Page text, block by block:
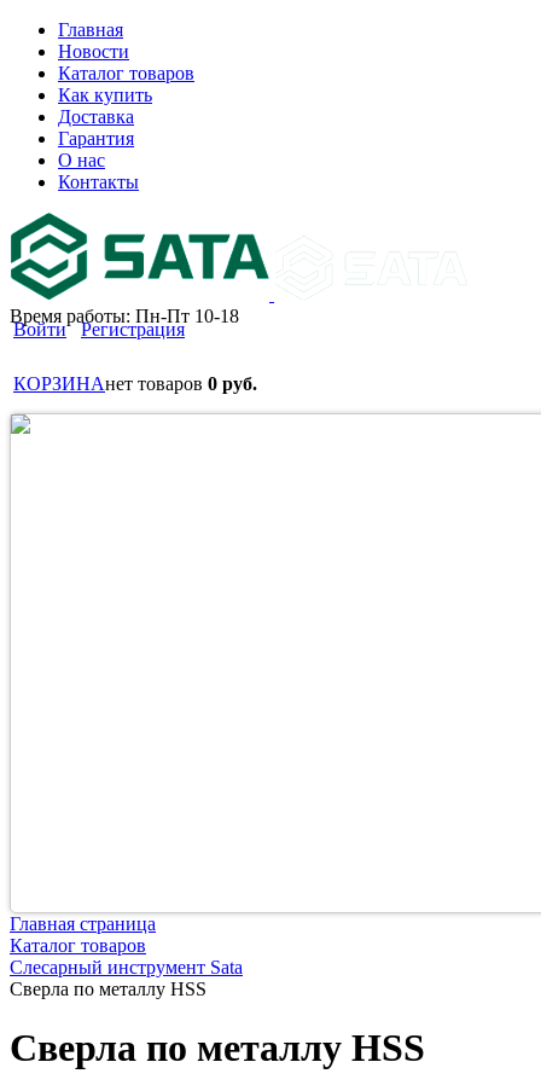
Главная
Новости
Каталог товаров
Как купить
Доставка
Гарантия
О нас
Контакты
Время работы: Пн-Пт 10-18
Войти Регистрация
КОРЗИНАнет товаров 0 руб.
Главная страница
Каталог товаров
Слесарный инструмент Sata
Сверла по металлу HSS
Сверла по металлу HSS